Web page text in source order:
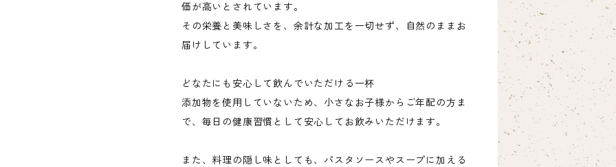
価が高いとされています。
その栄養と美味しさを、余計な加工を一切せず、自然のままお
届けしています。
どなたにも安心して飲んでいただける一杯
添加物を使用していないため、小さなお子様からご年配の方ま
で、毎日の健康習慣として安心してお飲みいただけます。
また、料理の隠し味としても、パスタソースやスープに加える